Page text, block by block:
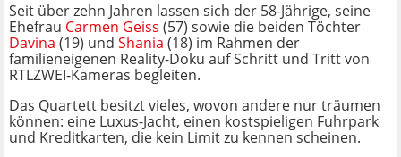
Seit über zehn Jahren lassen sich der 58-Jährige, seine
Ehefrau Carmen Geiss (57) sowie die beiden Töchter
Davina (19) und Shania (18) im Rahmen der
familieneigenen Reality-Doku auf Schritt und Tritt von
RTLZWEI-Kameras begleiten.
Das Quartett besitzt vieles, wovon andere nur träumen
können: eine Luxus-Jacht, einen kostspieligen Fuhrpark
und Kreditkarten, die kein Limit zu kennen scheinen.